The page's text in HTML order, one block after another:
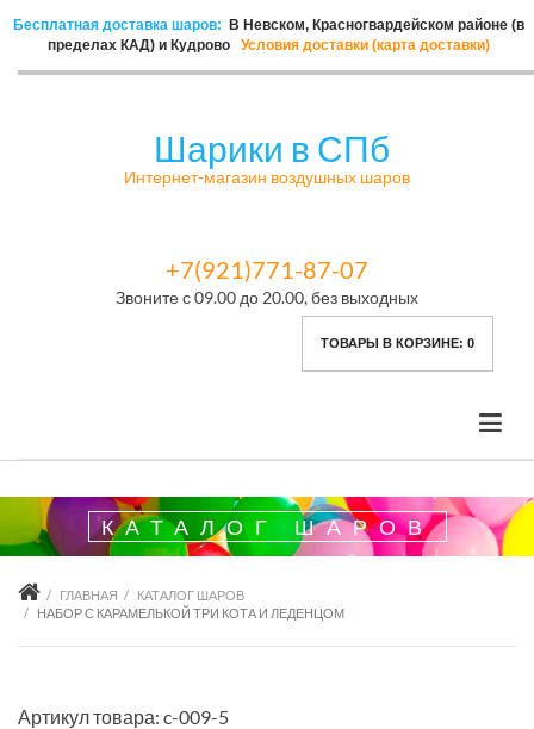
Бесплатная доставка шаров:
В Невском, Красногвардейском районе (в
пределах КАД) и Кудрово
Условия доставки (карта доставки)
Шарики в СПб
Интернет-магазин воздушных шаров
+7(921)771-87-07
Звоните с 09.00 до 20.00, без выходных
ТОВАРЫ В КОРЗИНЕ: 0
КАТАЛОГ ШАРОВ
ГЛАВНАЯ
КАТАЛОГ ШАРОВ
НАБОР С КАРАМЕЛЬКОЙ ТРИ КОТА И ЛЕДЕНЦОМ
Артикул товара: c-009-5